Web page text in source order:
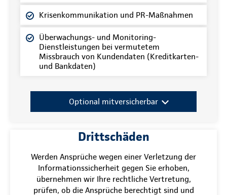
Krisenkommunikation und PR-Maßnahmen
Überwachungs- und Monitoring-
Dienstleistungen bei vermutetem
Missbrauch von Kundendaten (Kreditkarten-
und Bankdaten)
Optional mitversicherbar
Drittschäden
Werden Ansprüche wegen einer Verletzung der
Informationssicherheit gegen Sie erhoben,
übernehmen wir Ihre rechtliche Vertretung,
prüfen, ob die Ansprüche berechtigt sind und